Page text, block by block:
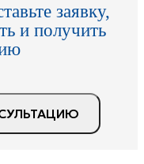
заявку,
и получить